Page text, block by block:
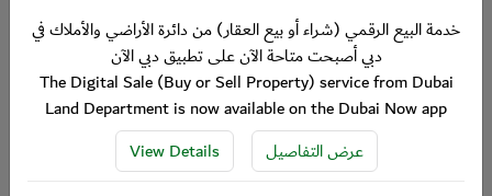
خدمة البيع الرقمي (شراء أو بيع العقار) من دائرة الأراضي والأملاك في
دبي أصبحت متاحة الآن على تطبيق دبي الآن
The Digital Sale (Buy or Sell Property) service from Dubai
Land Department is now available on the Dubai Now app
View Details
عرض التفاصيل